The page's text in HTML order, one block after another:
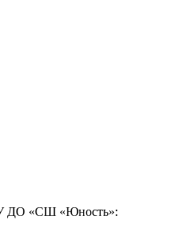
ДО «СШ «Юность»: